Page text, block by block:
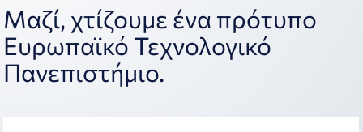
Μαζί, χτίζουμε ένα πρότυπο
Ευρωπαϊκό Τεχνολογικό
Πανεπιστήμιο.